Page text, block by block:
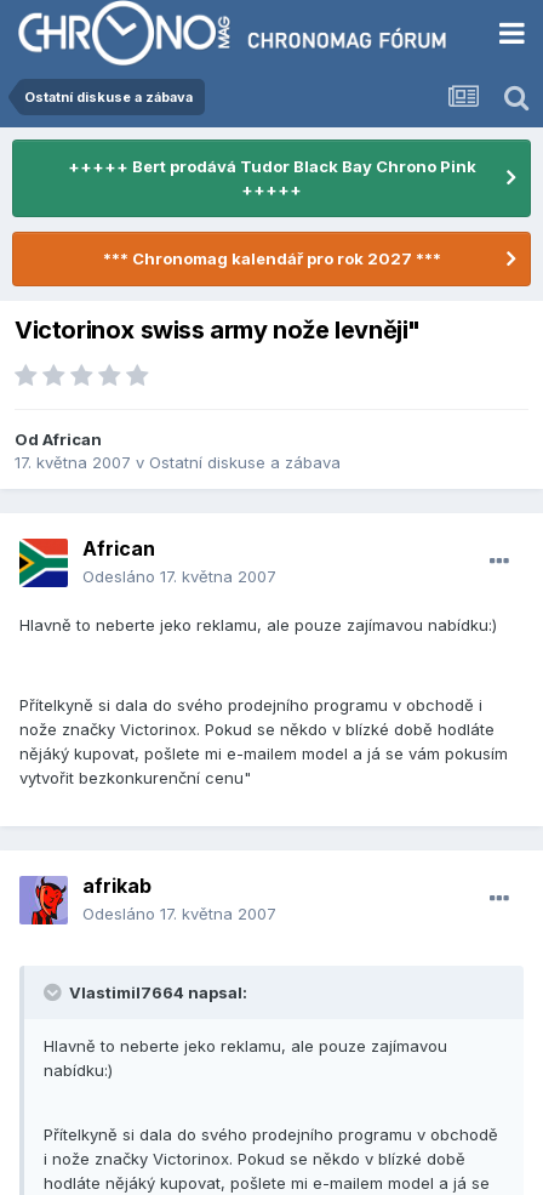
Ostatní diskuse a zábava
+++++ Bert prodává Tudor Black Bay Chrono Pink
+++++
*** Chronomag kalendář pro rok 2027 ***
Victorinox swiss army nože levněji"
Od African
17. května 2007 v Ostatní diskuse a zábava
African
Odesláno 17. května 2007
Hlavně to neberte jeko reklamu, ale pouze zajímavou nabídku:)
Přítelkyně si dala do svého prodejního programu v obchodě i
nože značky Victorinox. Pokud se někdo v blízké době hodláte
nějáký kupovat, pošlete mi e-mailem model a já se vám pokusím
vytvořit bezkonkurenční cenu"
afrikab
Odesláno 17. května 2007
Vlastimil7664 napsal:
Hlavně to neberte jeko reklamu, ale pouze zajímavou
nabídku:)
Přítelkyně si dala do svého prodejního programu v obchodě
i nože značky Victorinox. Pokud se někdo v blízké době
hodláte nějáký kupovat, pošlete mi e-mailem model a já se